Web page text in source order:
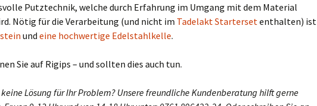
Putztechnik, welche durch Erfahrung im Umgang mit dem Material
Nötig für die Verarbeitung (und nicht im Tadelakt Startersetenthalten) ist
und eine hochwertige Edelstahlkelle.
Sie auf Rigips – und sollten dies auch tun.
Lösung für Ihr Problem? Unsere freundliche Kundenberatung hilft gerne